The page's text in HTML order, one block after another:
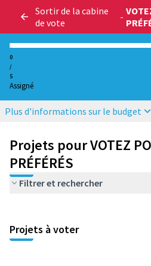
Sortir de la cabine
de vote
-
0
/
5
Assigné
Plus d'informations sur le budget
Projets pour VOTEZ
PRÉFÉRÉS
Filtrer et rechercher
Projets à voter